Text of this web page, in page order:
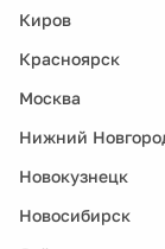
Киров
Красноярск
Москва
Нижний
Новокузнецк
Новосибирск